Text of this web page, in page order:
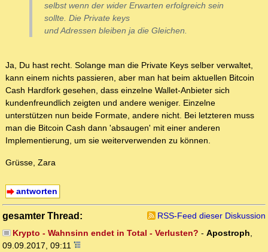
selbst wenn der wider Erwarten erfolgreich sein
sollte. Die Private keys
und Adressen bleiben ja die Gleichen.
Ja, Du hast recht. Solange man die Private Keys selber verwaltet,
kann einem nichts passieren, aber man hat beim aktuellen Bitcoin
Cash Hardfork gesehen, dass einzelne Wallet-Anbieter sich
kundenfreundlich zeigten und andere weniger. Einzelne
unterstützen nun beide Formate, andere nicht. Bei letzteren muss
man die Bitcoin Cash dann 'absaugen' mit einer anderen
Implementierung, um sie weiterverwenden zu können.
Grüsse, Zara
antworten
gesamter Thread:
RSS-Feed dieser Diskussion
Krypto - Wahnsinn endet in Total - Verlusten? - Apostroph,
09.09.2017, 09:11